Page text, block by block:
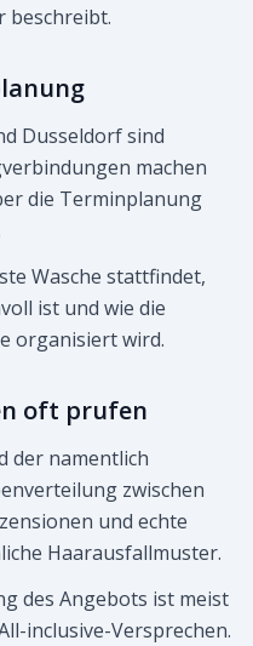
beschreibt.
Dusseldorf sind
machen
die Terminplanung
Wasche stattfindet,
ist und wie die
organisiert wird.
oft prufen
der namentlich
zwischen
und echte
Haarausfallmuster.
des Angebots ist meist
inclusive-Versprechen.